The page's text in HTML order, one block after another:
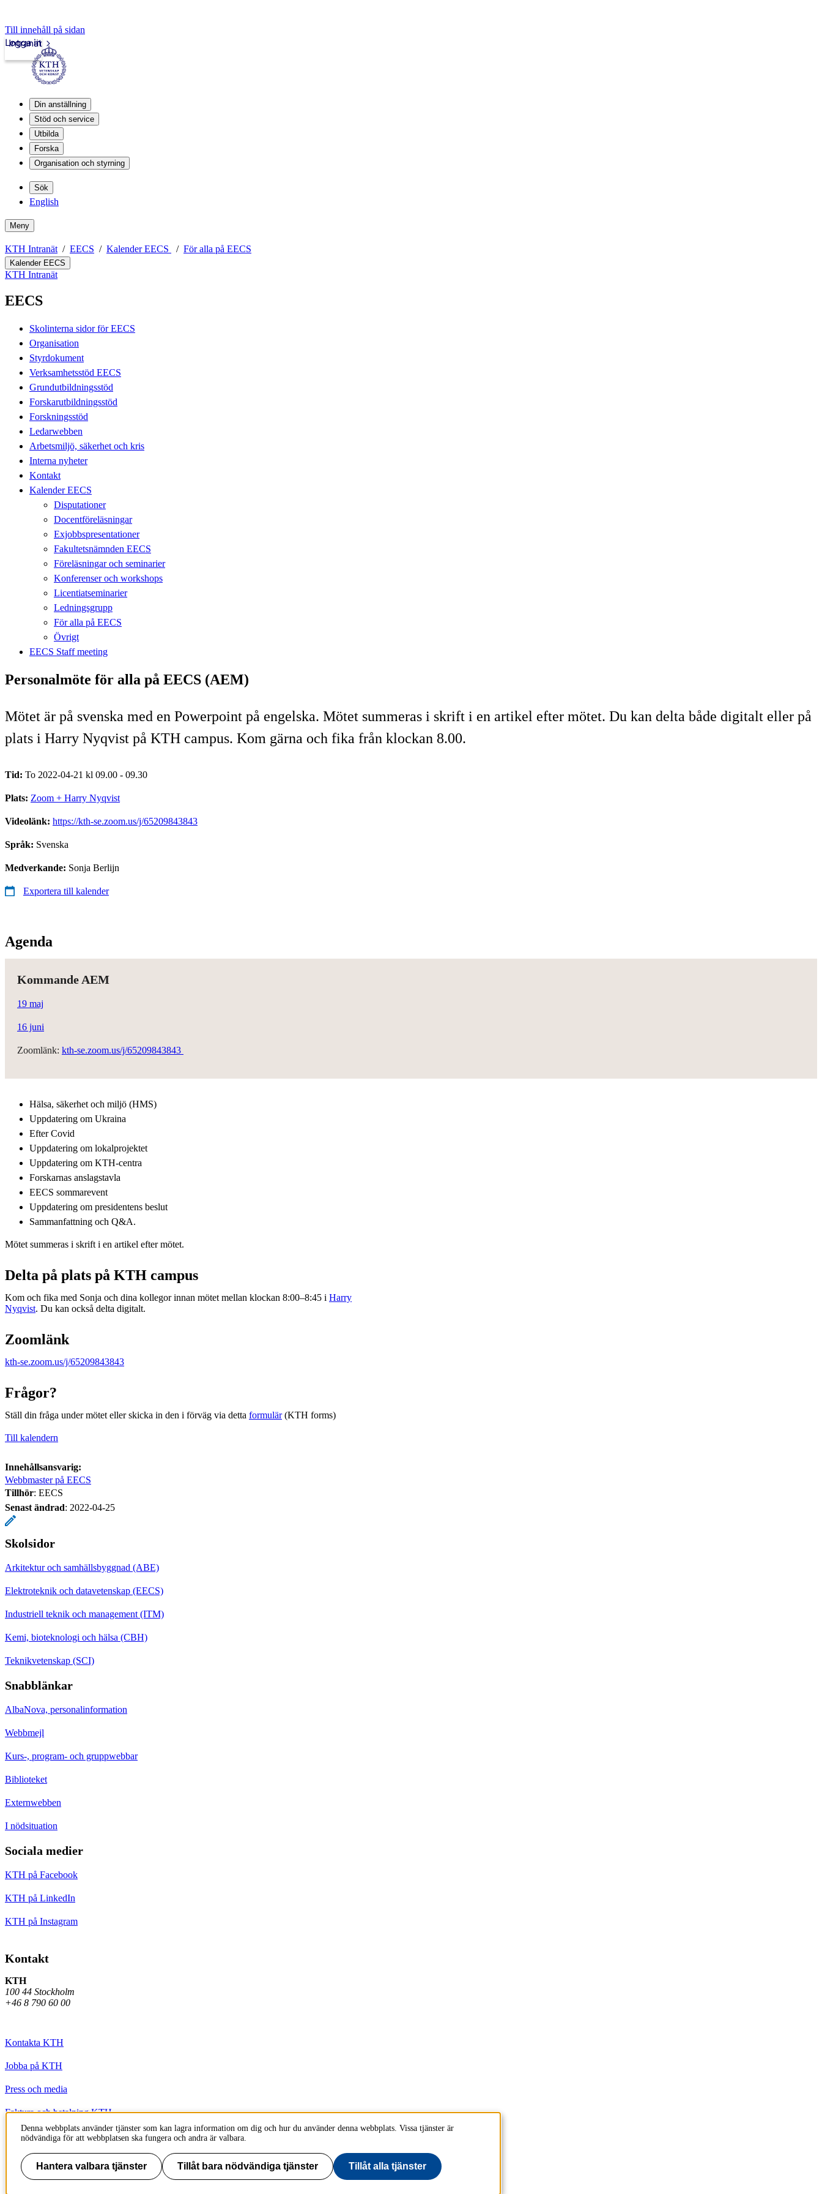
Till innehåll på sidan
Intranät
Logga in
Din anställning
Stöd och service
Utbilda
Forska
Organisation och styrning
Sök
English
Meny
KTH Intranät EECS Kalender EECS För alla på EECS
Kalender EECS
KTH Intranät
EECS
Skolinterna sidor för EECS
Organisation
Styrdokument
Verksamhetsstöd EECS
Grundutbildningsstöd
Forskarutbildningsstöd
Forskningsstöd
Ledarwebben
Arbetsmiljö, säkerhet och kris
Interna nyheter
Kontakt
Kalender EECS
Disputationer
Docentföreläsningar
Exjobbspresentationer
Fakultetsnämnden EECS
Föreläsningar och seminarier
Konferenser och workshops
Licentiatseminarier
Ledningsgrupp
För alla på EECS
Övrigt
EECS Staff meeting
Personalmöte för alla på EECS (AEM)
Mötet är på svenska med en Powerpoint på engelska. Mötet summeras i skrift i en artikel efter mötet. Du kan delta både digitalt eller på
plats i Harry Nyqvist på KTH campus. Kom gärna och fika från klockan 8.00.
Tid: To 2022-04-21 kl 09.00 - 09.30
Plats: Zoom + Harry Nyqvist
Videolänk: https://kth-se.zoom.us/j/65209843843
Språk: Svenska
Medverkande: Sonja Berlijn
Exportera till kalender
Agenda
Kommande AEM
19 maj
16 juni
Zoomlänk: kth-se.zoom.us/j/65209843843
Hälsa, säkerhet och miljö (HMS)
Uppdatering om Ukraina
Efter Covid
Uppdatering om lokalprojektet
Uppdatering om KTH-centra
Forskarnas anslagstavla
EECS sommarevent
Uppdatering om presidentens beslut
Sammanfattning och Q&A.
Mötet summeras i skrift i en artikel efter mötet.
Delta på plats på KTH campus
Kom och fika med Sonja och dina kollegor innan mötet mellan klockan 8:00–8:45 i Harry
Nyqvist. Du kan också delta digitalt.
Zoomlänk
kth-se.zoom.us/j/65209843843
Frågor?
Ställ din fråga under mötet eller skicka in den i förväg via detta formulär(KTH forms)
Till kalendern
Innehållsansvarig:
Webbmaster på EECS
Tillhör: EECS
Senast ändrad: 2022-04-25
Skolsidor
Arkitektur och samhällsbyggnad (ABE)
Elektroteknik och datavetenskap (EECS)
Industriell teknik och management (ITM)
Kemi, bioteknologi och hälsa (CBH)
Teknikvetenskap (SCI)
Snabblänkar
AlbaNova, personalinformation
Webbmejl
Kurs-, program- och gruppwebbar
Biblioteket
Externwebben
I nödsituation
Sociala medier
KTH på Facebook
KTH på LinkedIn
KTH på Instagram
Kontakt
KTH
100 44 Stockholm
+46 8 790 60 00
Kontakta KTH
Jobba på KTH
Press och media
Faktura och betalning KTH
Om KTH:s webbplatser
Tillgänglighetsredogörelse
Denna webbplats använder tjänster som kan lagra information om dig och hur du använder denna webbplats. Vissa tjänster är
nödvändiga för att webbplatsen ska fungera och andra är valbara.
Hantera valbara tjänster Tillåt bara nödvändiga tjänster Tillåt alla tjänster